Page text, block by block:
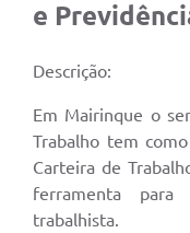
e
Descrição:
Em Mairinque o
Trabalho tem
Carteira de
ferramenta para
trabalhista.